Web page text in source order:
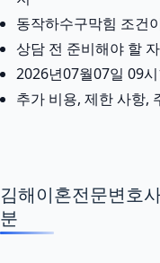
동작하수구막힘 조건
상담 전 준비해야 할
2026년07월07일 09
추가 비용, 제한 사항,
김해이혼전문변호
분